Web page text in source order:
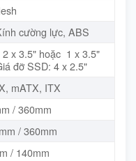
cường lực, ABS
2 x 3.5" hoặc 1 x 3.5"
đỡ SSD: 4 x 2.5"
mATX, ITX
/ 360mm
/ 360mm
/ 140mm